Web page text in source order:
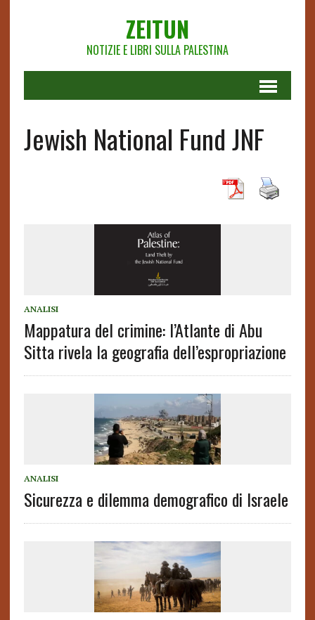
ZEITUN
NOTIZIE E LIBRI SULLA PALESTINA
Jewish National Fund JNF
ANALISI
Mappatura del crimine: l’Atlante di Abu
Sitta rivela la geografia dell’espropriazione
ANALISI
Sicurezza e dilemma demografico di Israele